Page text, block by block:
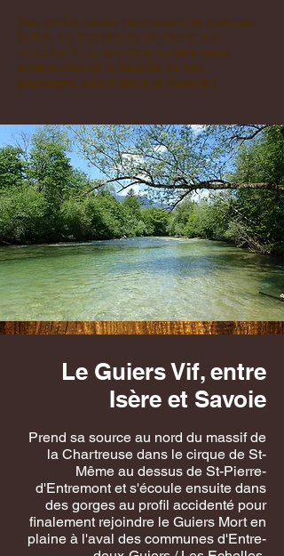
Ses profils variés permettent de pratiquer
toutes les techniques de pêche à la
mouche. Vous apprécierez ses eaux
emeraudes et la beauté de ses
paysages, entre Isère et Savoie !
Le Guiers Vif, entre
Isère et Savoie
Prend sa source au nord du massif de
la Chartreuse dans le cirque de St-
Même au dessus de St-Pierre-
d'Entremont et s'écoule ensuite dans
des gorges au profil accidenté pour
finalement rejoindre le Guiers Mort en
plaine à l'aval des communes d'Entre-